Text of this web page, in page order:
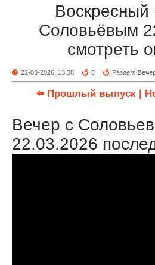
Воскресный
Соловьёвым
смотреть
22-03-2026, 13:38 8 Раздел:
⬅️ Прошлый выпуск |
Вечер с
22.03.2026